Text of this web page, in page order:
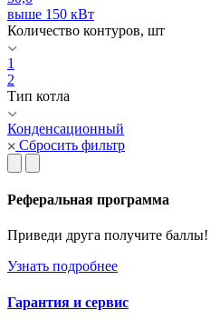
выше 150 кВт
Количество контуров, шт
1
2
Тип котла
Конденсационный
Сбросить фильтр
Реферальная программа
Приведи друга получите баллы!
Узнать подробнее
Гарантия и сервис